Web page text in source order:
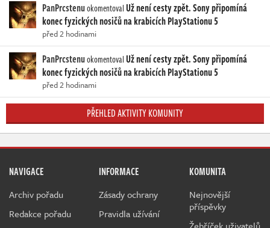
PanPrcstenuokomentovalUž není cesty zpět. Sony připomíná
konec fyzických nosičů na krabicích PlayStationu 5
před 2 hodinami
PanPrcstenuokomentovalUž není cesty zpět. Sony připomíná
konec fyzických nosičů na krabicích PlayStationu 5
před 2 hodinami
PŘEHLED AKTIVITY KOMUNITY
NAVIGACE
Archiv pořadu
Redakce pořadu
INFORMACE
Zásady ochrany
Pravidla užívání
KOMUNITA
Nejnovější
příspěvky